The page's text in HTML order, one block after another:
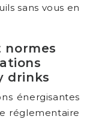
sans vous en
normes
drinks
énergisantes
réglementaire